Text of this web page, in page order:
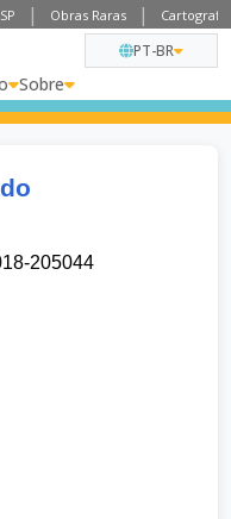
Obras Raras
Sobre
PT-BR
205044